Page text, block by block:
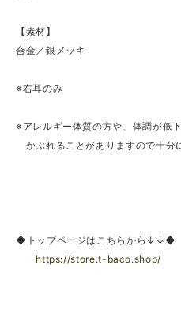
【素材】
合金／銀メッキ
※右耳のみ
※アレルギー体質の方や、体調が低
かぶれることがありますので十分
◆トップページはこちらから↓↓◆
https://store.t-baco.shop/